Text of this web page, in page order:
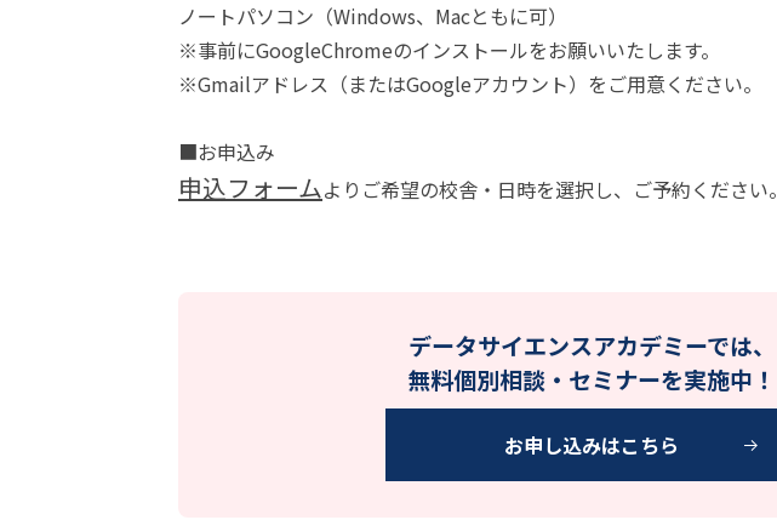
ノートパソコン（Windows、Macともに可）
※事前にGoogleChromeのインストールをお願いいたします。
※Gmailアドレス（またはGoogleアカウント）をご用意ください。
■お申込み
申込フォームよりご希望の校舎・日時を選択し、ご予約ください。
データサイエンスアカデミーでは、
無料個別相談・セミナーを実施中！
お申し込みはこちら